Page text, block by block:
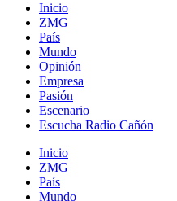
Inicio
ZMG
País
Mundo
Opinión
Empresa
Pasión
Escenario
Escucha Radio Cañón
Inicio
ZMG
País
Mundo